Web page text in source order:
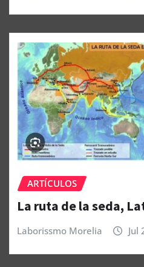
ARTÍCULOS
La ruta de la seda,
Laborissmo Morelia Jul